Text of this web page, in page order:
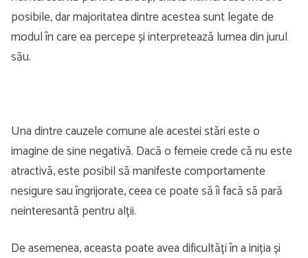
posibile, dar majoritatea dintre acestea sunt legate de
modul în care ea percepe și interpretează lumea din jurul
său.
Una dintre cauzele comune ale acestei stări este o
imagine de sine negativă. Dacă o femeie crede că nu este
atractivă, este posibil să manifeste comportamente
nesigure sau îngrijorate, ceea ce poate să îi facă să pară
neinteresantă pentru alții.
De asemenea, aceasta poate avea dificultăți în a iniția și